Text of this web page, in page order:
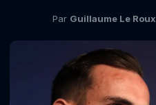
Par Guillaume Le Roux